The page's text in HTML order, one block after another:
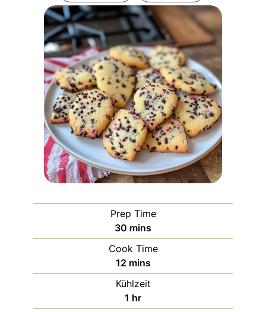
Prep Time
30 minutes
mins
Cook Time
12minutes
mins
Kühlzeit
1 hour
hr